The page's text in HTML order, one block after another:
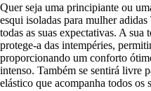
Quer seja uma principiante ou
esqui isoladas para mulher
todas as suas expectativas. A
protege-a das intempéries,
proporcionando um conforto
intenso. Também se sentirá livre
elástico que acompanha todos os